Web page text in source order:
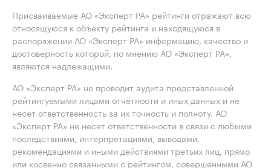
Присваиваемые АО «Эксперт РА» рейтинги отражают всю
относящуюся к объекту рейтинга и находящуюся в
распоряжении АО «Эксперт РА» информацию, качество и
достоверность которой, по мнению АО «Эксперт РА»,
являются надлежащими.
АО «Эксперт РА» не проводит аудита представленной
рейтингуемыми лицами отчётности и иных данных и не
несёт ответственность за их точность и полноту. АО
«Эксперт РА» не несет ответственности в связи с любыми
последствиями, интерпретациями, выводами,
рекомендациями и иными действиями третьих лиц, прямо
или косвенно связанными с рейтингом, совершенными АО